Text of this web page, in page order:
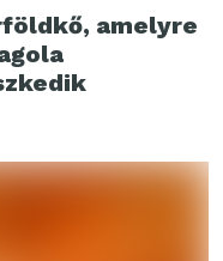
amelyre